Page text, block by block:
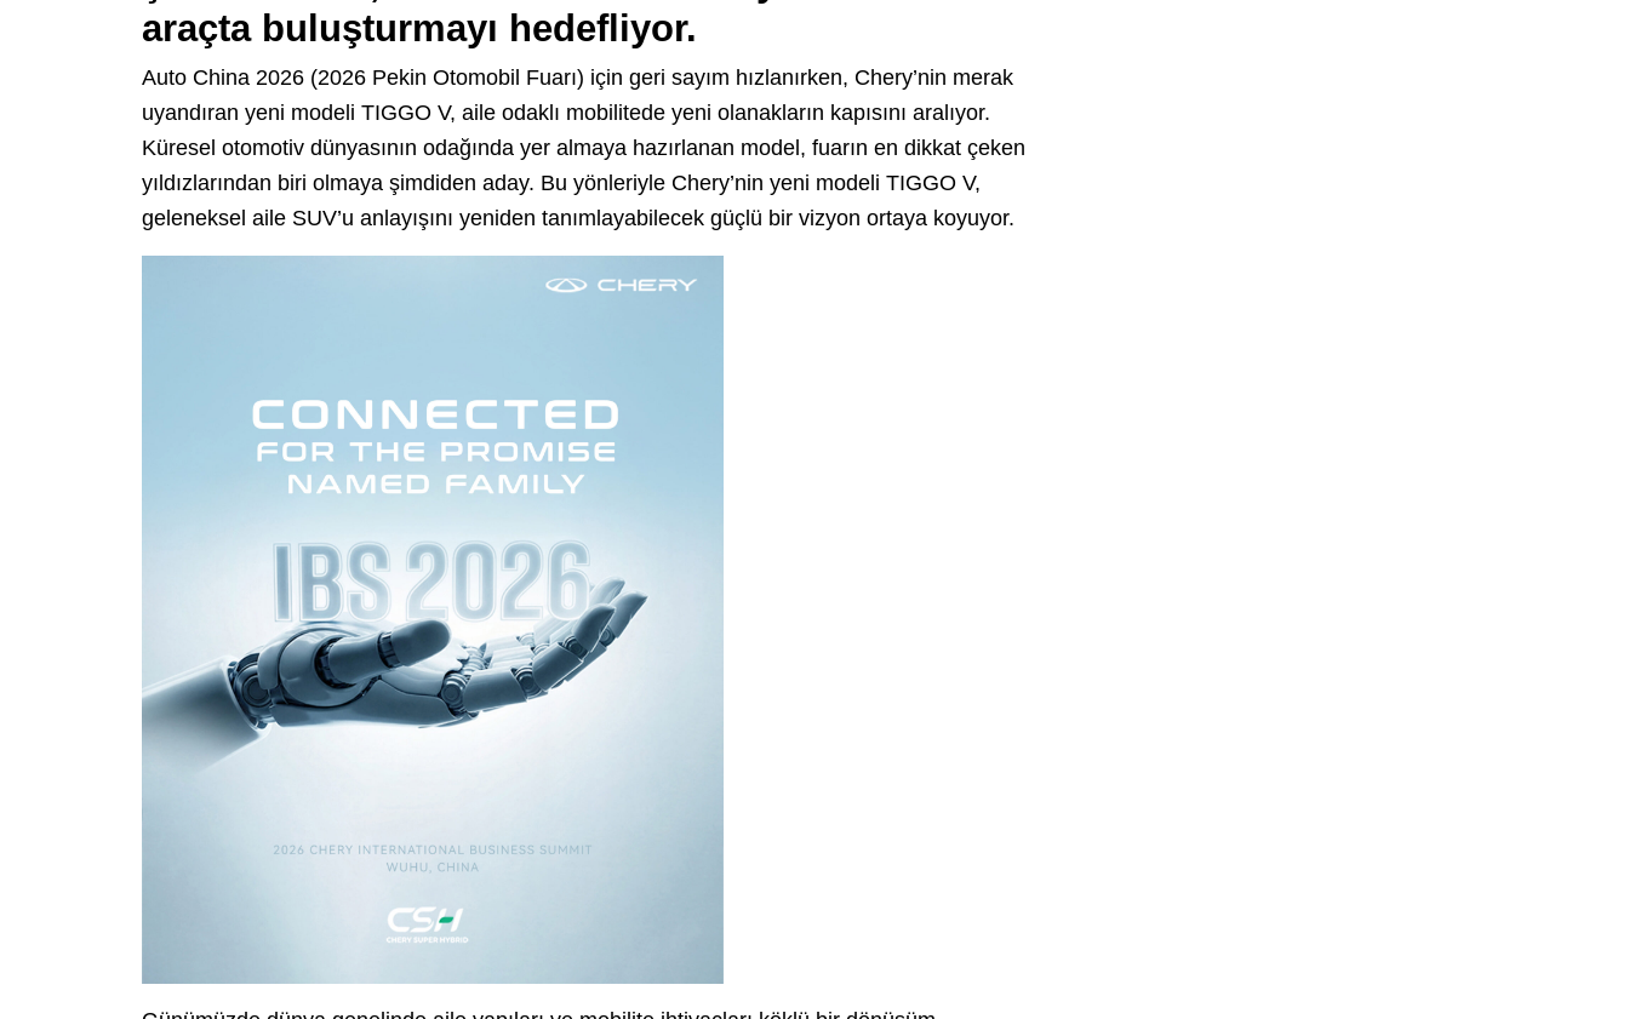
araçta buluşturmayı hedefliyor.
Auto China 2026 (2026 Pekin Otomobil Fuarı) için geri sayım hızlanırken, Chery’nin merak
uyandıran yeni modeli TIGGO V, aile odaklı mobilitede yeni olanakların kapısını aralıyor.
Küresel otomotiv dünyasının odağında yer almaya hazırlanan model, fuarın en dikkat çeken
yıldızlarından biri olmaya şimdiden aday. Bu yönleriyle Chery’nin yeni modeli TIGGO V,
geleneksel aile SUV’u anlayışını yeniden tanımlayabilecek güçlü bir vizyon ortaya koyuyor.